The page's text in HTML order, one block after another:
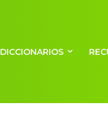
DICCIONARIOS